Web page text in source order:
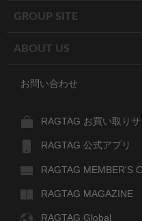
GROUP SITE
ABOUT US
お問い合わせ
RAGTAG お買い取りサ
RAGTAG 公式アプリ
RAGTAG MEMBER'S
RAGTAG MAGAZINE
RAGTAG Global